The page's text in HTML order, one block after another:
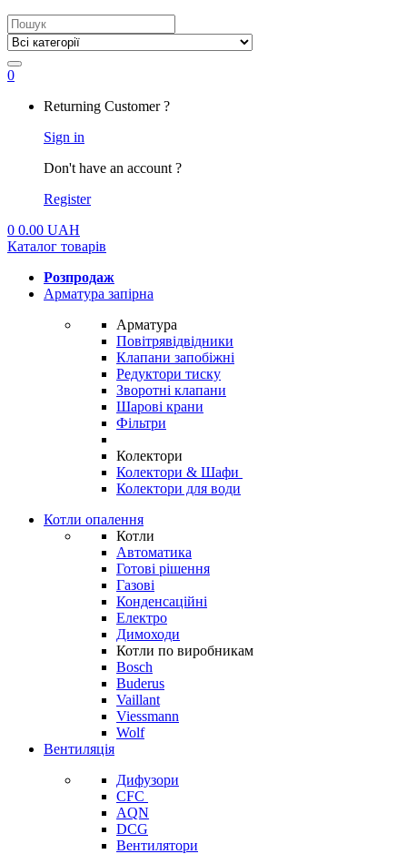
Search
for:
0
Returning Customer ?
Sign in
Don't have an account ?
Register
0 0.00 UAH
Каталог товарів
Розпродаж
Арматура запірна
Арматура
Повітрявідвідники
Клапани запобіжні
Редуктори тиску
Зворотні клапани
Шарові крани
Фільтри
Колектори
Колектори & Шафи
Колектори для води
Котли опалення
Котли
Автоматика
Готові рішення
Газові
Конденсаційні
Електро
Димоходи
Котли по виробникам
Bosch
Buderus
Vaillant
Viessmann
Wolf
Вентиляція
Дифузори
CFC
AQN
DCG
Вентилятори